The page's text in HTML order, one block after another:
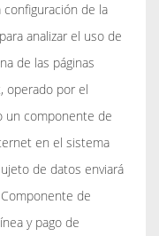
de la
analizar el uso de
de las páginas
operado por el
un componente de
en el sistema
de datos enviará
de
y pago de